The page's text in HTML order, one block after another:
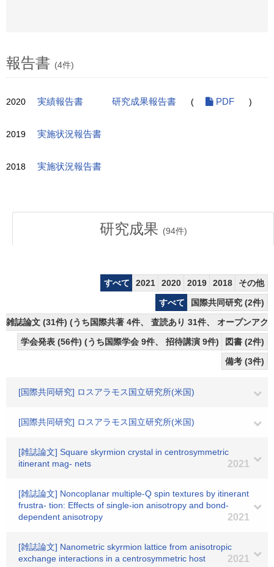
報告書 (4件)
2020 実績報告書 研究成果報告書 ( PDF )
2019 実施状況報告書
2018 実施状況報告書
研究成果 (94件)
すべて 2021 2020 2019 2018
その他
すべて
国際共同研究 (2件)
雑誌論文 (31件) (うち国際共著 4件、 査読あり 31件、 オープンアク
学会発表 (56件) (うち国際学会 9件、 招待講演 9件)
図書 (2件)
備考 (3件)
[国際共同研究] ロスアラモス国立研究所(米国)
[国際共同研究] ロスアラモス国立研究所(米国)
[雑誌論文] Square skyrmion crystal in centrosymmetric
itinerant mag- nets
2021
[雑誌論文] Noncoplanar multiple-Q spin textures by itinerant
frustra- tion: Effects of single-ion anisotropy and bond-
dependent anisotropy
2021
[雑誌論文] Nanometric skyrmion lattice from anisotropic
exchange interactions in a centrosymmetric host
2021